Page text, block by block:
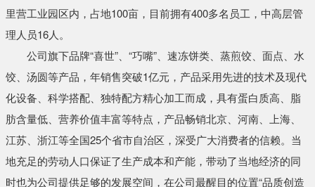
里营工业园区内，占地100亩，目前拥有400多名员工，中高层管
理人员16人。
公司旗下品牌“喜世”、“巧嘴”、速冻饼类、蒸煎饺、面点、水
饺、汤圆等产品，年销售突破1亿元，产品采用先进的技术及现代
化设备、科学搭配、独特配方精心加工而成，具有蛋白质高、脂
肪含量低、营养价值丰富等特点，产品畅销北京、河南、上海、
江苏、浙江等全国25个省市自治区，深受广大消费者的信赖。当
地充足的劳动人口保证了生产成本和产能，带动了当地经济的同
时也为公司提供足够的发展空间，在公司最醒目的位置“品质创造